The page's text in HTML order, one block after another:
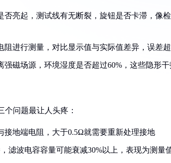
否亮起，测试线有无断裂，旋钮是否卡滞，像
阻进行测量，对比显示值与实际值差异，误差
强磁场源，环境湿度是否超过60%，这些隐形
个问题最让人头疼：
接地端电阻，大于0.5Ω就需要重新处理接地
滤波电容容量可能衰减30%以上，表现为测量